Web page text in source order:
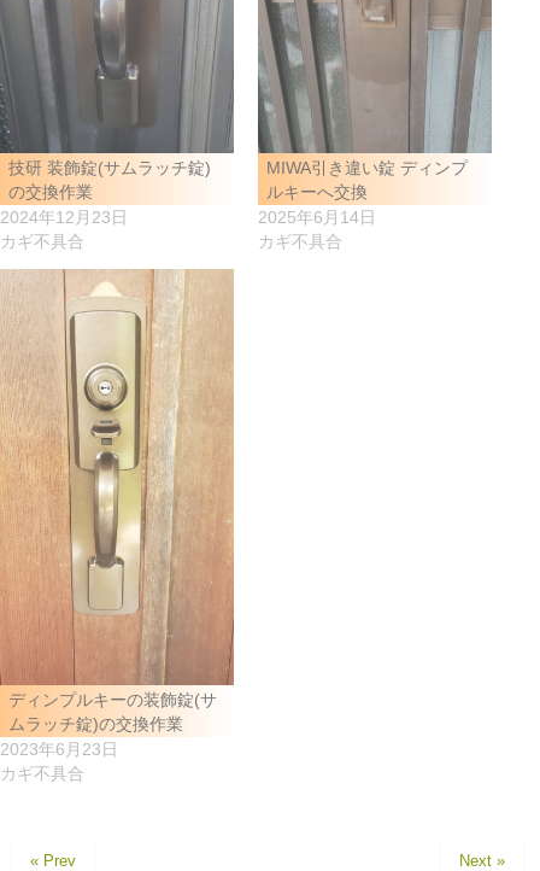
技研 装飾錠(サムラッチ錠)
の交換作業
2024年12月23日
カギ不具合
MIWA引き違い錠 ディンプ
ルキーへ交換
2025年6月14日
カギ不具合
ディンプルキーの装飾錠(サ
ムラッチ錠)の交換作業
2023年6月23日
カギ不具合
« Prev Next »